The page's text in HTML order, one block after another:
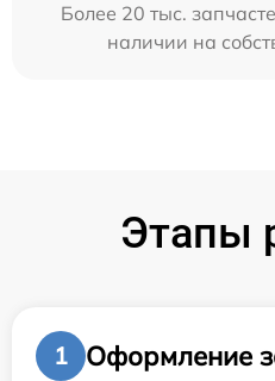
Более 20 тыс.
наличии на
Этапы
1
Оформление